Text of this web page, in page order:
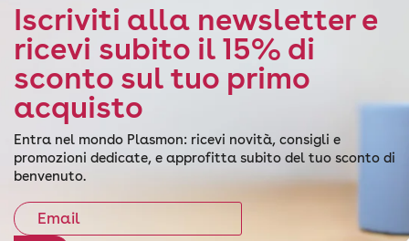
Iscriviti alla newsletter e
ricevi subito il 15% di
sconto sul tuo primo
acquisto
Entra nel mondo Plasmon: ricevi novità, consigli e
promozioni dedicate, e approfitta subito del tuo sconto di
benvenuto.